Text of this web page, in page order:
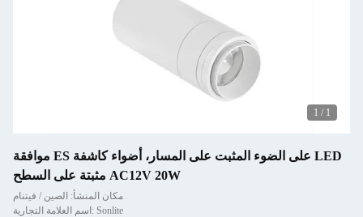
1 / 1
موافقة ES على الضوء المثبت على المسار، أضواء كاشفة LED
مثبتة على السطح AC12V 20W
مكان المنشأ: الصين / فيتنام
اسم العلامة التجارية: Sonlite